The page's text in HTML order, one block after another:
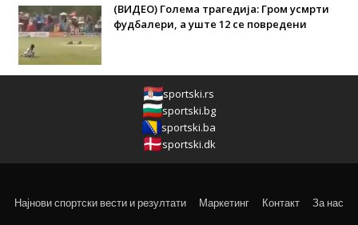
(ВИДЕО) Голема трагедија: Гром усмрти
фудбалери, а уште 12 се повредени
sportski.rs
sportski.bg
sportski.ba
sportski.dk
Најнови спортски вести и резултати Маркетинг Контакт За нас